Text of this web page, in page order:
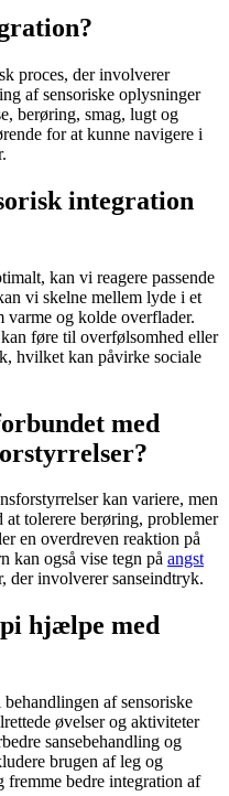
proces, der involverer
af sensoriske oplysninger
berøring, smag, lugt og
for at kunne navigere i
integration
kan vi reagere passende
vi skelne mellem lyde i et
og kolde overflader.
kan føre til overfølsomhed eller
hvilket kan påvirke sociale
med
kan variere, men
tolerere berøring, problemer
en overdreven reaktion på
kan også vise tegn på angst
der involverer sanseindtryk.
hjælpe med
af sensoriske
øvelser og aktiviteter
sansebehandling og
brugen af leg og
fremme bedre integration af